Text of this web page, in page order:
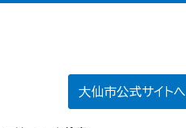
大仙市公式サイトへ